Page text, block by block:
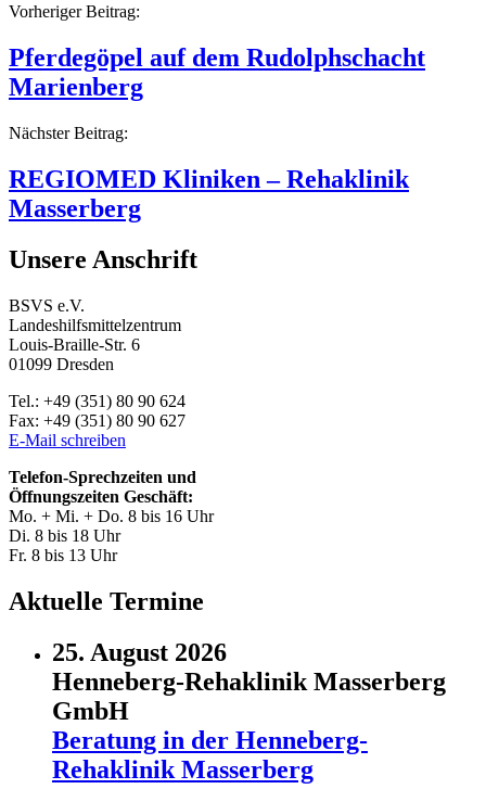
Beitragsnavigation
Vorheriger Beitrag:
Pferdegöpel auf dem Rudolphschacht
Marienberg
Nächster Beitrag:
REGIOMED Kliniken – Rehaklinik
Masserberg
Unsere Anschrift
BSVS e.V.
Landeshilfsmittelzentrum
Louis-Braille-Str. 6
01099 Dresden
Tel.: +49 (351) 80 90 624
Fax: +49 (351) 80 90 627
E-Mail schreiben
Telefon-Sprechzeiten und
Öffnungszeiten Geschäft:
Mo. + Mi. + Do. 8 bis 16 Uhr
Di. 8 bis 18 Uhr
Fr. 8 bis 13 Uhr
Aktuelle Termine
25. August 2026
Henneberg-Rehaklinik Masserberg
GmbH
Beratung in der Henneberg-
Rehaklinik Masserberg